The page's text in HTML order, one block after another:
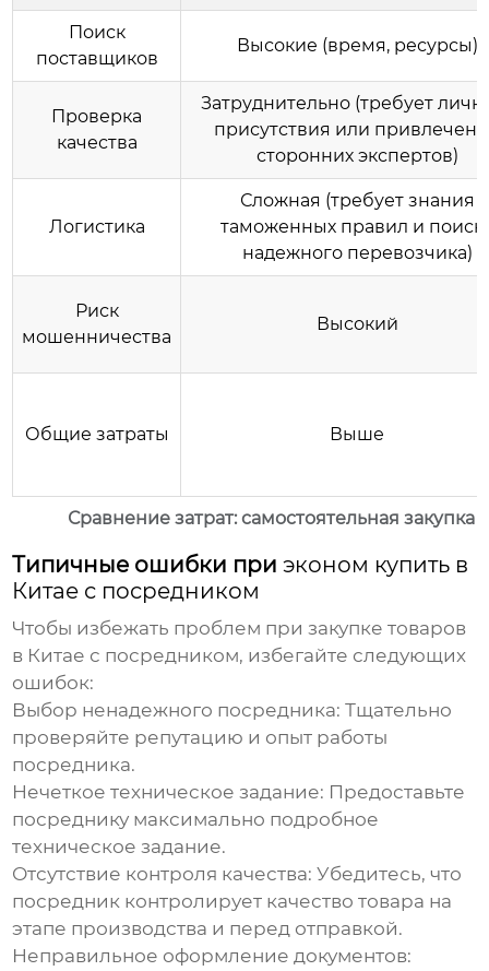
Сравнение затрат: самостоятельная закупка
Поиск
поставщиков
Высокие (время, ресурсы)
Проверка
качества
Затруднительно (требует
присутствия или
сторонних экспертов)
Логистика
Сложная (требует знания
таможенных правил и
надежного перевозчика)
Риск
мошенничества
Высокий
Общие затраты Выше
Типичные ошибки приэконом купить в
Китае с посредником
Чтобы избежать проблем при закупке товаров
в Китае с посредником, избегайте следующих
ошибок:
Выбор ненадежного посредника: Тщательно
проверяйте репутацию и опыт работы
посредника.
Нечеткое техническое задание: Предоставьте
посреднику максимально подробное
техническое задание.
Отсутствие контроля качества: Убедитесь, что
посредник контролирует качество товара на
этапе производства и перед отправкой.
Неправильное оформление документов: